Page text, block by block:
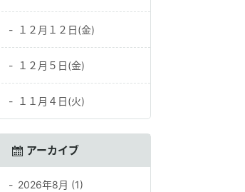
１２月１２日(金)
１２月５日(金)
１１月４日(火)
アーカイブ
2026年8月 (1)